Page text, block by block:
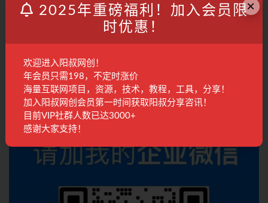
量获取，助你实现课程变现
国内项目 2年前
登录...后才能评论
联系客服
×
2025年重磅福利！加入会员限
时优惠！
欢迎进入阳叔网创！
年会员只需198，不定时涨价
海量互联网项目，资源，技术，教程，工具，分享！
加入阳叔网创会员第一时间获取阳叔分享咨讯！
目前VIP社群人数已达3000+
感谢大家支持！